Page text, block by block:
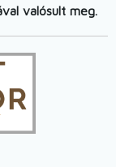
valósult meg.